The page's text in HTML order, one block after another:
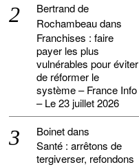
Bertrand de
Rochambeaudans
Franchises : faire
payer les plus
vulnérables pour éviter
de réformer le
système – France Info
– Le 23 juillet 2026
Boinetdans
Santé : arrêtons de
tergiverser, refondons